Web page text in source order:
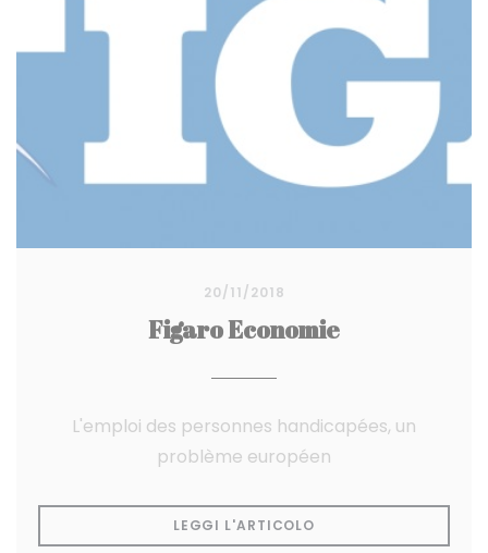
20/11/2018
Figaro Economie
L'emploi des personnes handicapées, un
problème européen
LEGGI L'ARTICOLO